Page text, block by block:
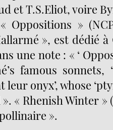
et T.S.Eliot, voire
Oppositions »
», est dédié à
une note : « ‘
famous sonnets,
onyx’, whose
« Rhenish Winter »
».